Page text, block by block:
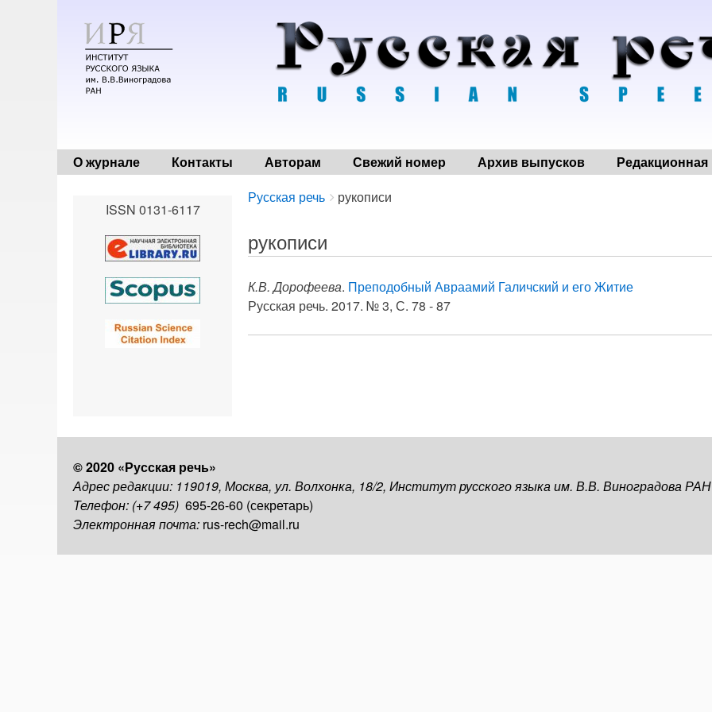
О журнале Контакты Авторам Свежий номер Архив выпусков Редакционная
Breadcrumbs
You
here:
Русская речь рукописи
рукописи
К.В. Дорофеева. Преподобный Авраамий Галичский и его Житие
Русская речь. 2017. № 3, С. 78 - 87
ISSN 0131-6117
© 2020 «Русская речь»
Адрес редакции: 119019, Москва, ул. Волхонка, 18/2, Институт русского языка им. В.В. Виноградова РАН
Телефон: (+7 495) 695-26-60 (секретарь)
Электронная почта: rus-rech@mail.ru